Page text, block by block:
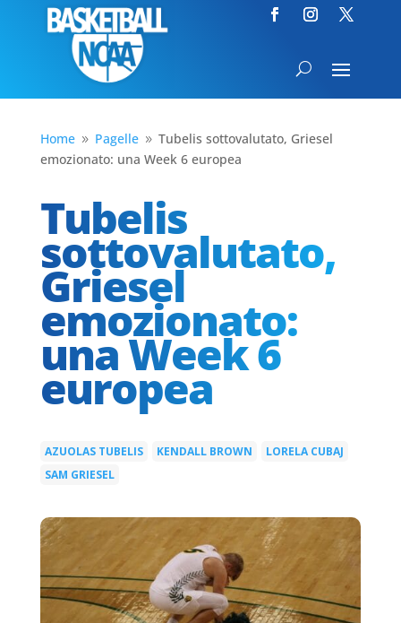
Home 9 Pagelle 9 Tubelis sottovalutato, Griesel
emozionato: una Week 6 europea
Tubelis
sottovalutato,
Griesel
emozionato:
una Week 6
europea
AZUOLAS TUBELIS KENDALL BROWN LORELA CUBAJ
SAM GRIESEL